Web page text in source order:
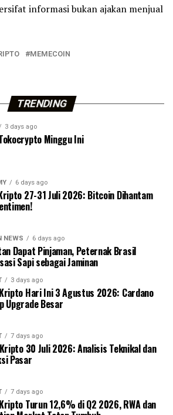
informasi bukan ajakan menjual
MEMECOIN
TRENDING
3 days ago
Minggu Ini
6 days ago
27-31 Juli 2026: Bitcoin Dihantam
NEWS 6 days ago
Dapat Pinjaman, Peternak Brasil
Sapi sebagai Jaminan
3 days ago
Hari Ini 3 Agustus 2026: Cardano
Upgrade Besar
7 days ago
30 Juli 2026: Analisis Teknikal dan
Pasar
7 days ago
Turun 12,6% di Q2 2026, RWA dan